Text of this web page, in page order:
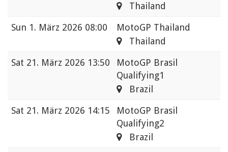
Thailand
Sun 1. März 2026 08:00
MotoGP Thailand
Thailand
Sat 21. März 2026 13:50
MotoGP Brasil
Qualifying1
Brazil
Sat 21. März 2026 14:15
MotoGP Brasil
Qualifying2
Brazil